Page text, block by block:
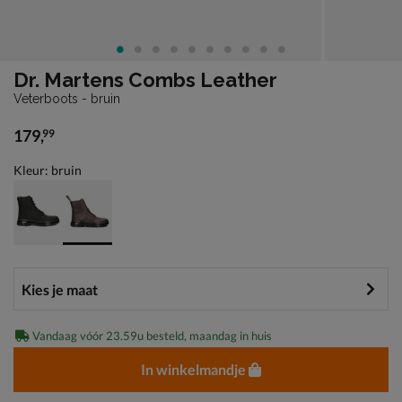
Dr. Martens Combs Leather
Veterboots - bruin
€ 179,99
179,99
Kleur: bruin
Vandaag vóór 23.59u besteld, maandag in huis
In winkelmandje